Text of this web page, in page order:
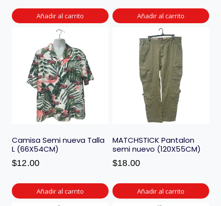
Añadir al carrito Añadir al carrito
Camisa Semi nueva Talla
L (66X54CM)
$12.00
Añadir al carrito
MATCHSTICK Pantalon
semi nuevo (120X55CM)
$18.00
Añadir al carrito